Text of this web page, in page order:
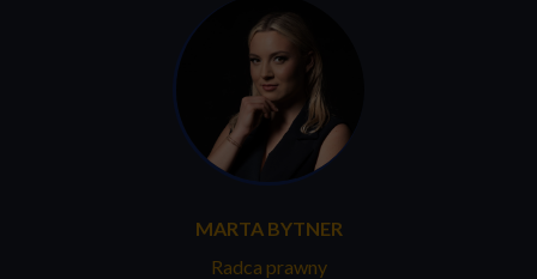
MARTA BYTNER
Radca prawny